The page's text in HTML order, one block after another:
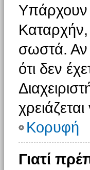
Υπάρχουν
Καταρχήν,
σωστά. Αν
ότι δεν
Κορυφή
Γιατί